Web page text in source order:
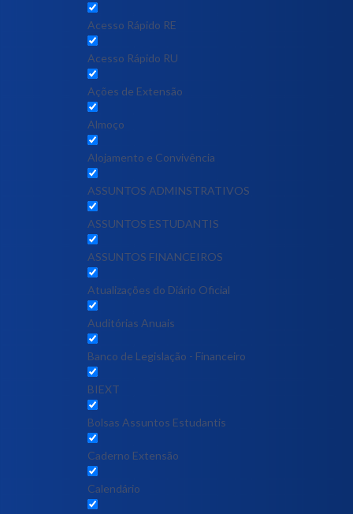
Acesso Rápido RE
Acesso Rápido RU
Ações de Extensão
Almoço
Alojamento e Convivência
ASSUNTOS ADMINSTRATIVOS
ASSUNTOS ESTUDANTIS
ASSUNTOS FINANCEIROS
Atualizações do Diário Oficial
Auditórias Anuais
Banco de Legislação - Financeiro
BIEXT
Bolsas Assuntos Estudantis
Caderno Extensão
Calendário